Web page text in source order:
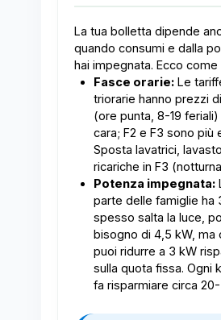
La tua bolletta dipende
quando consumi e dalla
hai impegnata. Ecco
Fasce orarie:Le
triorarie hanno prezzi
(ore punta, 8-19 feriali)
cara; F2 e F3 sono più
Sposta lavatrici,
ricariche in F3
Potenza impegnata:
parte delle famiglie ha
spesso salta la luce,
bisogno di 4,5 kW, ma
puoi ridurre a 3 kW
sulla quota fissa. Ogni
fa risparmiare circa